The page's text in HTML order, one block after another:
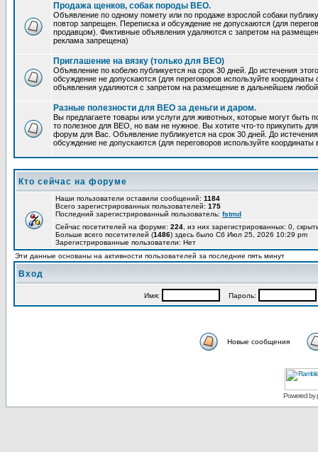
Продажа щенков, собак породы ВЕО.
Объявление по одному помету или по продаже взрослой собаки
повтор запрещен. Переписка и обсуждение не допускаются (для
продавцом). Фиктивные объявления удаляются с запретом на
реклама запрещена)
Приглашение на вязку (только для ВЕО)
Объявление по кобелю публикуется на срок 30 дней. До истечения
обсуждение не допускаются (для переговоров используйте
объявления удаляются с запретом на размещение в дальнейшем
Разные полезности для ВЕО за деньги и даром.
Вы предлагаете товары или услуги для животных, которые могут
то полезное для ВЕО, но вам не нужное. Вы хотите что-то прикупить
форум для Вас. Объявление публикуется на срок 30 дней. До
обсуждение не допускаются (для переговоров используйте
Кто сейчас на форуме
Наши пользователи оставили сообщений: 1184
Всего зарегистрированных пользователей: 175
Последний зарегистрированный пользователь: fstmd
Сейчас посетителей на форуме: 224 , из них зарегистрированных: 0,
Больше всего посетителей (1486) здесь было Сб Июл 25, 2026 10:29 pm
Зарегистрированные пользователи: Нет
Эти данные основаны на активности пользователей за последние пять минут
Вход
Имя: Пароль:
Новые сообщения
Powered by